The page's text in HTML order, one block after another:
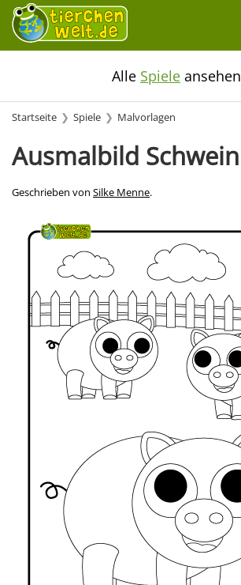
Alle Spiele ansehen
Startseite Spiele Malvorlagen
Ausmalbild Schwein
Geschrieben von Silke Menne.